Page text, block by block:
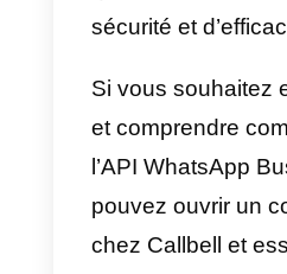
utilisateurs
nombre
de limite de
envoi), ce qui